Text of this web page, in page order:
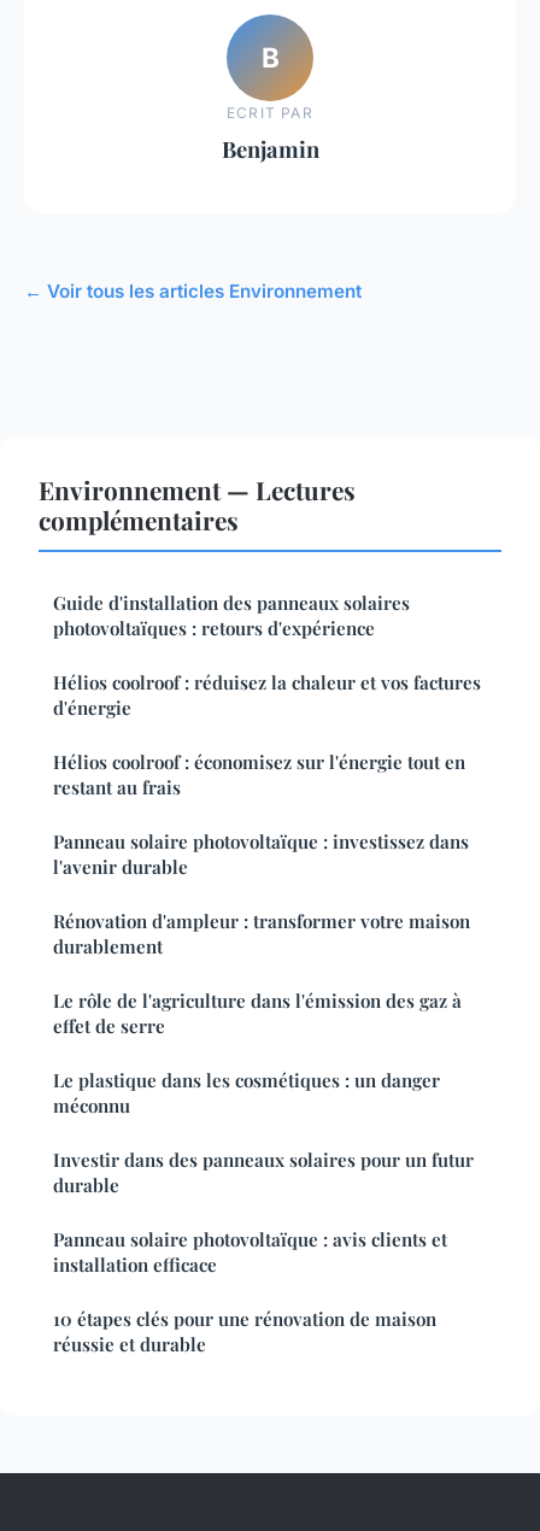
B
ECRIT PAR
Benjamin
← Voir tous les articles Environnement
Environnement — Lectures
complémentaires
Guide d'installation des panneaux solaires
photovoltaïques : retours d'expérience
Hélios coolroof : réduisez la chaleur et vos factures
d'énergie
Hélios coolroof : économisez sur l'énergie tout en
restant au frais
Panneau solaire photovoltaïque : investissez dans
l'avenir durable
Rénovation d'ampleur : transformer votre maison
durablement
Le rôle de l'agriculture dans l'émission des gaz à
effet de serre
Le plastique dans les cosmétiques : un danger
méconnu
Investir dans des panneaux solaires pour un futur
durable
Panneau solaire photovoltaïque : avis clients et
installation efficace
10 étapes clés pour une rénovation de maison
réussie et durable